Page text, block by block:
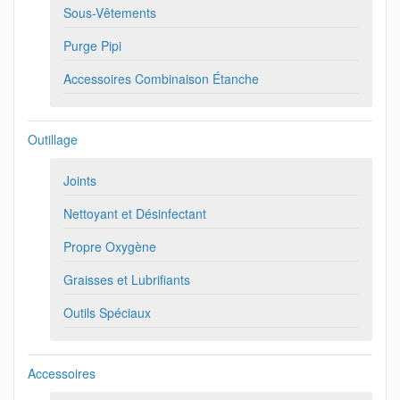
Sous-Vêtements
Purge Pipi
Accessoires Combinaison Étanche
Outillage
Joints
Nettoyant et Désinfectant
Propre Oxygène
Graisses et Lubrifiants
Outils Spéciaux
Accessoires